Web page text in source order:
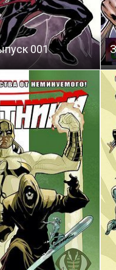
001